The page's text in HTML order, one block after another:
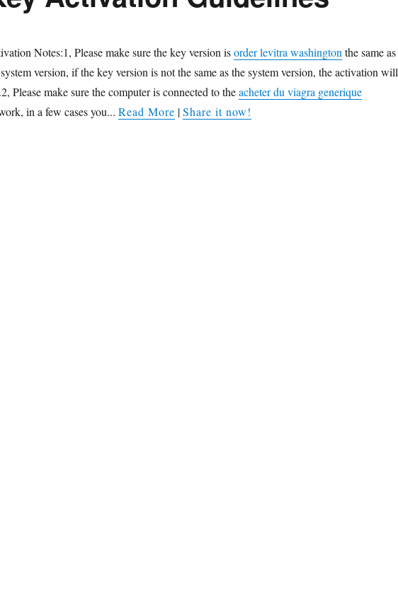
Notes:1, Please make sure the key version isorder levitra washington the same as
version, if the key version is not the same as the system version, the activation will
Please make sure the computer is connected to theacheter du viagra generique
in a few cases you... Read More |Share it now!